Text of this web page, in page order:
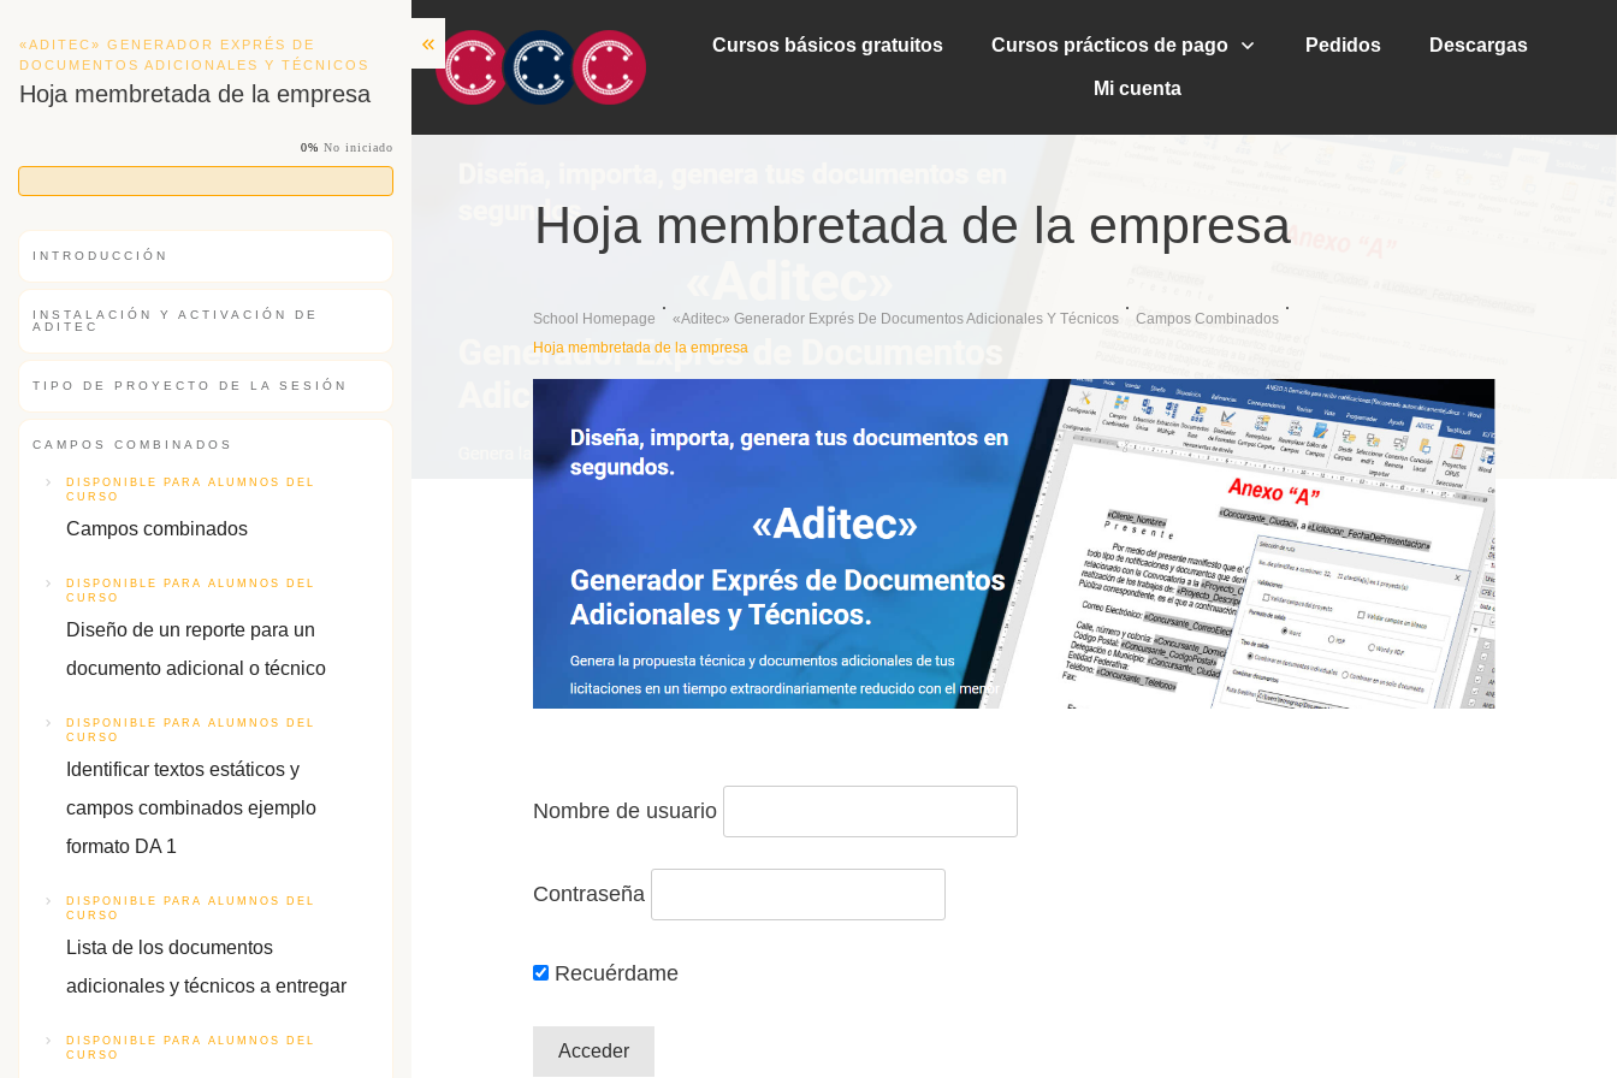
Cursos básicos gratuitos Cursos prácticos de pago Pedidos Descargas
Mi cuenta
Hoja membretada de la empresa
School Homepage «Aditec» Generador Exprés De Documentos Adicionales Y Técnicos
Campos Combinados
Hoja membretada de la empresa
Nombre de usuario
Contraseña
Recuérdame
«ADITEC» GENERADOR EXPRÉS DE
DOCUMENTOS ADICIONALES Y TÉCNICOS
Hoja membretada de la empresa
0% No iniciado
INTRODUCCIÓN
INSTALACIÓN Y ACTIVACIÓN DE
ADITEC
TIPO DE PROYECTO DE LA SESIÓN
CAMPOS COMBINADOS
DISPONIBLE PARA ALUMNOS DEL
CURSO
Campos combinados
DISPONIBLE PARA ALUMNOS DEL
CURSO
Diseño de un reporte para un
documento adicional o técnico
DISPONIBLE PARA ALUMNOS DEL
CURSO
Identificar textos estáticos y
campos combinados ejemplo
formato DA 1
DISPONIBLE PARA ALUMNOS DEL
CURSO
Lista de los documentos
adicionales y técnicos a entregar
DISPONIBLE PARA ALUMNOS DEL
CURSO